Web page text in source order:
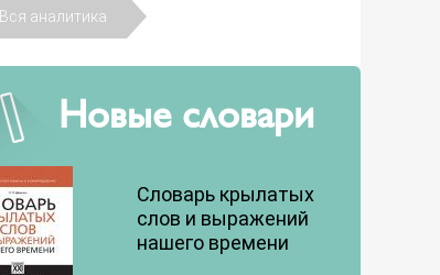
Вся аналитика
Новые словари
Словарь крылатых
слов и выражений
нашего времени